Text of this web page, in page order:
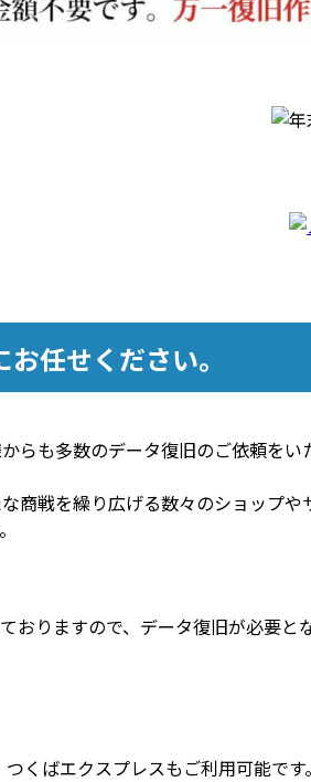
任せください。
も多数のデータ復旧のご依頼を
商戦を繰り広げる数々のショップ
りますので、データ復旧が必要
くばエクスプレスもご利用可能です